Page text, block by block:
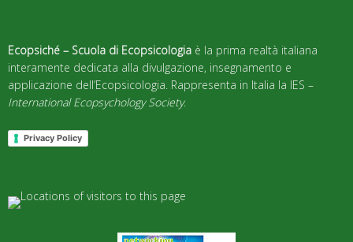
Ecopsiché – Scuola di Ecopsicologia è la prima realtà italiana
interamente dedicata alla divulgazione, insegnamento e
applicazione dell’Ecopsicologia. Rappresenta in Italia la IES –
International Ecopsychology Society.
Privacy Policy